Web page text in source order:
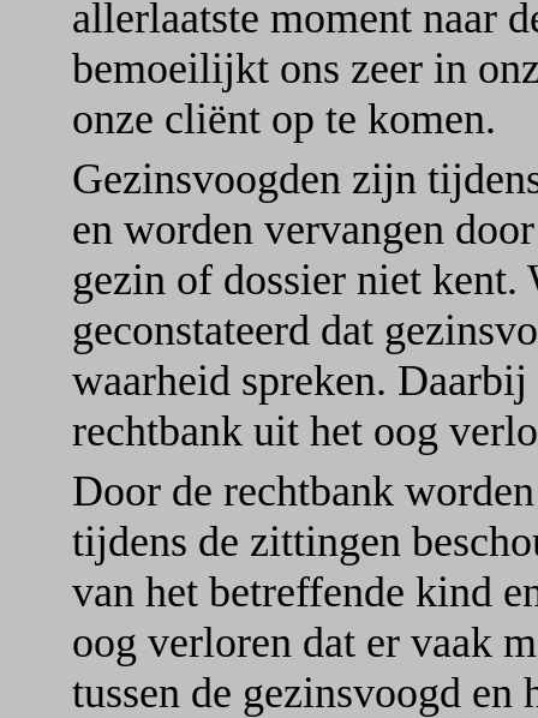
allerlaatste moment naar
bemoeilijkt ons zeer in
onze cliënt op te komen.
Gezinsvoogden zijn
en worden vervangen
gezin of dossier niet
geconstateerd dat
waarheid spreken.
rechtbank uit het oog
Door de rechtbank
tijdens de zittingen
van het betreffende kind
oog verloren dat er vaak
tussen de gezinsvoogd en